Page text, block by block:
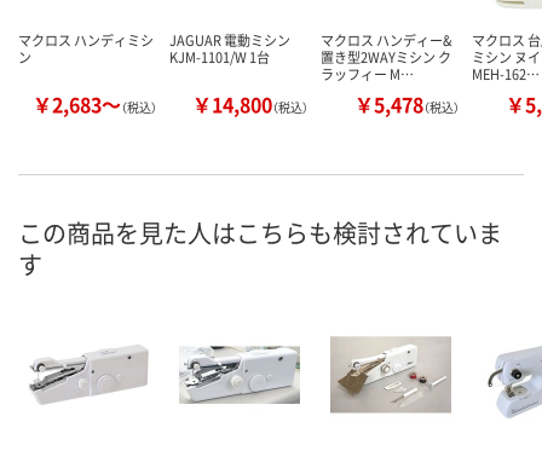
マクロス ハンディミシ
ン
￥2,683～（税込）
JAGUAR 電動ミシン
KJM-1101/W 1台
￥14,800（税込）
マクロス ハンディー&
置き型2WAYミシン ク
ラッフィー M…
￥5,478（税込）
マクロス
ミシン ヌ
MEH-162…
￥
この商品を見た人はこちらも検討されていま
す